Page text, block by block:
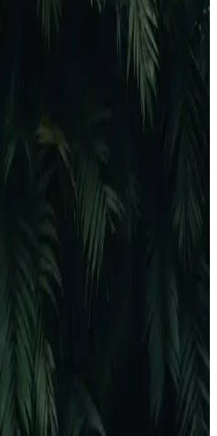
Taşınabilir ve
Çözümü
ve kablosuz tasarımıyla hareket
sağlar, kullanımı kolay ve
ihtiyaçlara uygun bir mobil baskı
Sorunu ve Çözüm
çıkar? Mürekkep seviyesi, kağıt
nedenler ve çözüm önerileri
E3640 Karşılaştırması:
Uygundur
modellerinin özellikleri,
detaylı karşılaştırması,
seçmenize yardımcı olur.
Kalite ve Güvenilirlik